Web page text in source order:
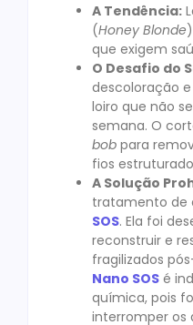
A Tendência:
(Honey Blonde
que exigem
O Desafio do
descoloração
loiro que não
semana. O
bob para
fios
A Solução
tratamento de
SOS. Ela foi
reconstruir e
fragilizados
Nano SOS é
química, pois
interromper os